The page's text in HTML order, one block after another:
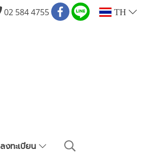
02 584 4755 TH
ลงทะเบียน